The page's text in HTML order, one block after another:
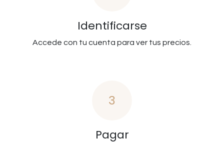
Identificarse
Accede con tu cuenta para ver tus precios.
3
Pagar